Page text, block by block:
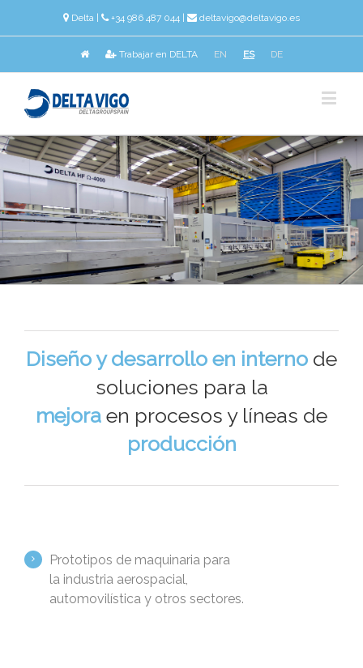
Delta +34 986 487 044 | deltavigo@deltavigo.es
Trabajar en DELTA EN ES DE
Diseño y desarrollo en interno de
soluciones para la
mejora en procesos y líneas de
producción
Prototipos de maquinaria para
la industria aerospacial,
automovilística y otros sectores.